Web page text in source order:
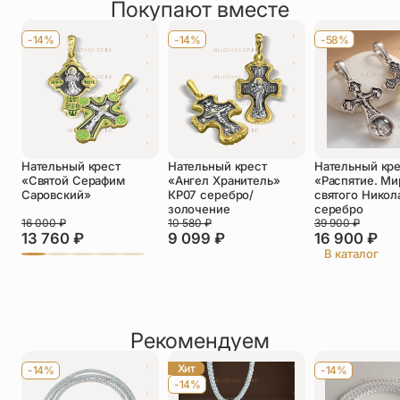
Оставить отзыв
Телефон
Отзыв*
Прикрепить фото
Покупают вместе
-14%
Нательный крест
«Святой Серафим
Саровский»
13 760 ₽
16 000₽
-14%
Нательный крест
«Ангел Хранитель»
КР07 серебро/
золочение
9 099 ₽
10 580₽
-58%
Нательный
«Распятие.
святого
серебро
16 900 ₽
39 900₽
В каталог
Рекомендуем
-14%
Хит
-14%
-14%